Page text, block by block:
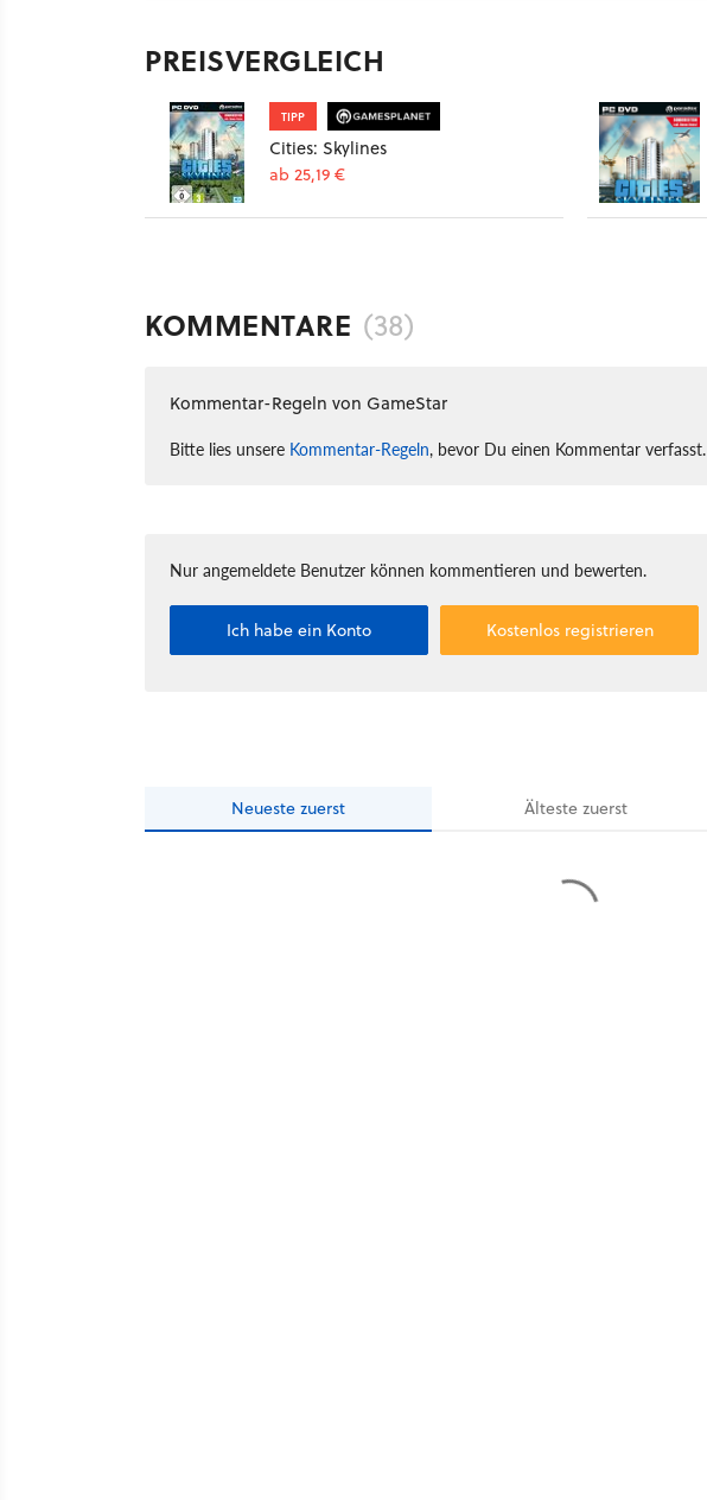
PREISVERGLEICH
TIPP
Cities: Skylines
ab 25,19 €
KOMMENTARE (38)
Kommentar-Regeln von GameStar
Bitte lies unsere Kommentar-Regeln, bevor Du einen Kommentar verfasst.
Nur angemeldete Benutzer können kommentieren und bewerten.
Ich habe ein Konto Kostenlos registrieren
Neueste zuerst Ältestezuerst